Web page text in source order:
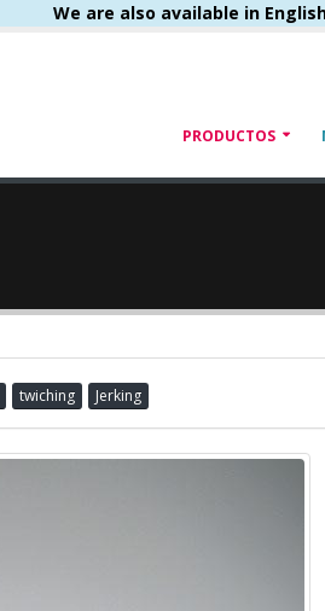
We are also available in
PRODUCTOS
twiching Jerking